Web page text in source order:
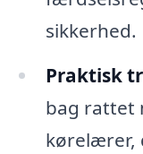
sikkerhed.
Praktisk
bag rattet
kørelærer,